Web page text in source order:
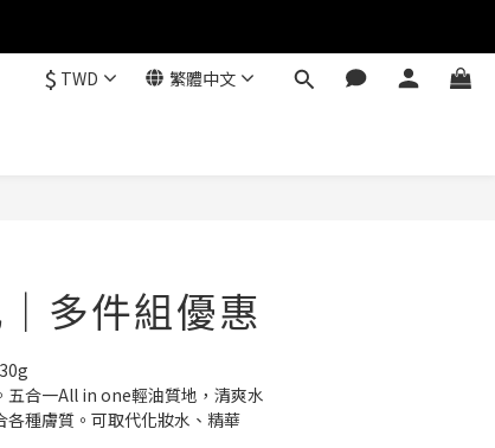
$ TWD 繁體中文
多件組優惠
五合一All in one輕油質地，清爽水
種膚質。可取代化妝水、精華